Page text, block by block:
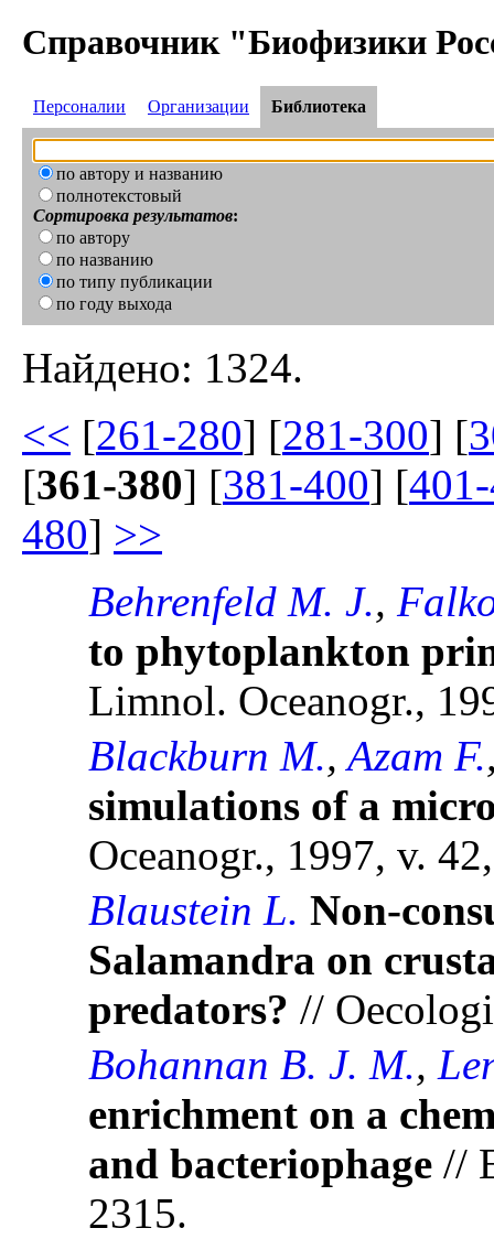
Справочник "Биофизики
Персоналии Организации Библиотека
по автору и названию
полнотекстовый
Сортировка результатов:
по автору
по названию
по типу публикации
по году выхода
Найдено: 1324.
<< [261-280] [281-300] [
[361-380] [381-400] [
480] >>
Behrenfeld M. J.,
to phytoplankton
Limnol. Oceanogr.,
Blackburn M.,Azam F.
simulations of a
Oceanogr., 1997, v.
Blaustein L. Non-
Salamandra on
predators? //
Bohannan B. J. M.,
enrichment on a
and bacteriophage //
2315.